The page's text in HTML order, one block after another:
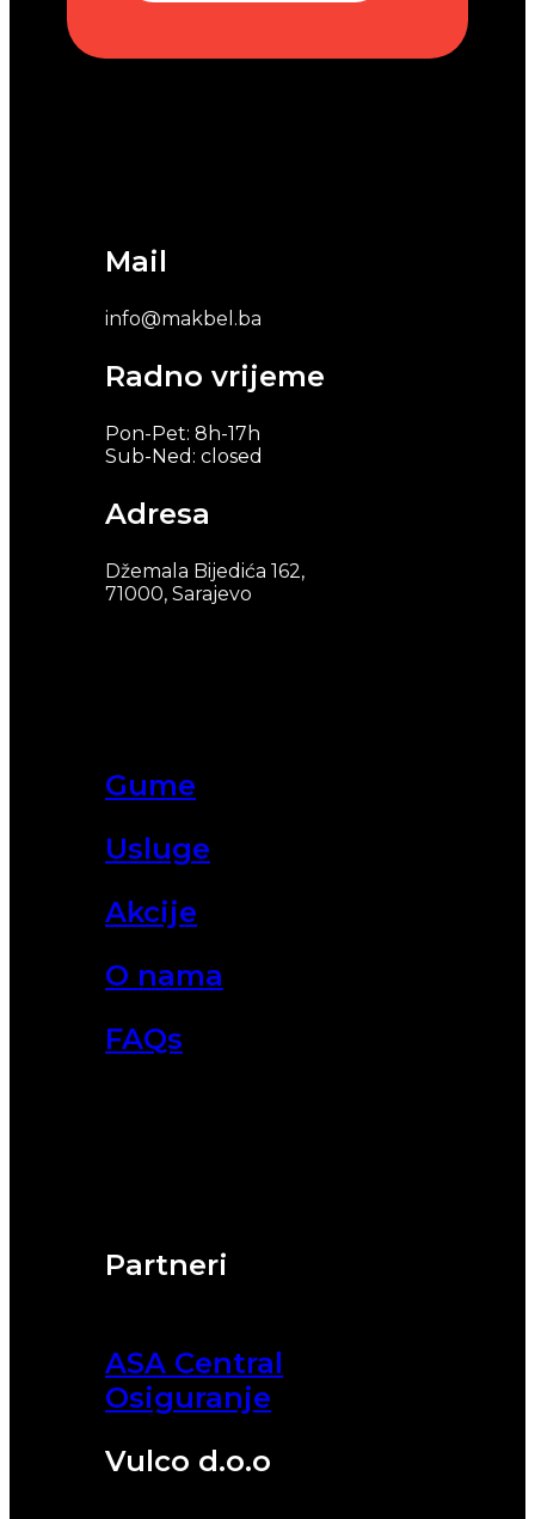
Partneri
ASA Central
Osiguranje
Vulco d.o.o
Gume
Usluge
Akcije
O nama
FAQs
Mail
info@makbel.ba
Radno vrijeme
Pon-Pet: 8h-17h
Sub-Ned: closed
Adresa
Džemala Bijedića 162,
71000, Sarajevo